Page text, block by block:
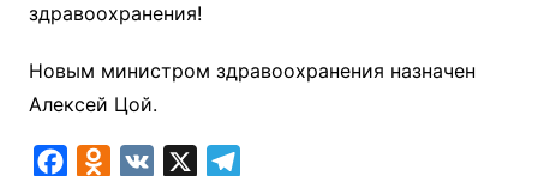
здравоохранения!
Новым министром здравоохранения назначен
Алексей Цой.